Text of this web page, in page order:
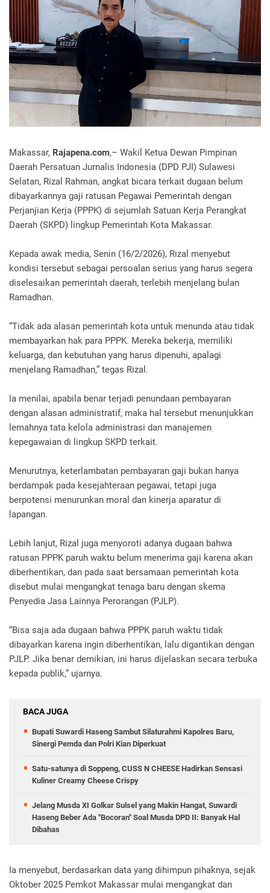
Makassar, Rajapena.com,– Wakil Ketua Dewan Pimpinan
Daerah Persatuan Jurnalis Indonesia (DPD PJI) Sulawesi
Selatan, Rizal Rahman, angkat bicara terkait dugaan belum
dibayarkannya gaji ratusan Pegawai Pemerintah dengan
Perjanjian Kerja (PPPK) di sejumlah Satuan Kerja Perangkat
Daerah (SKPD) lingkup Pemerintah Kota Makassar.
Kepada awak media, Senin (16/2/2026), Rizal menyebut
kondisi tersebut sebagai persoalan serius yang harus segera
diselesaikan pemerintah daerah, terlebih menjelang bulan
Ramadhan.
“Tidak ada alasan pemerintah kota untuk menunda atau tidak
membayarkan hak para PPPK. Mereka bekerja, memiliki
keluarga, dan kebutuhan yang harus dipenuhi, apalagi
menjelang Ramadhan,” tegas Rizal.
Ia menilai, apabila benar terjadi penundaan pembayaran
dengan alasan administratif, maka hal tersebut menunjukkan
lemahnya tata kelola administrasi dan manajemen
kepegawaian di lingkup SKPD terkait.
Menurutnya, keterlambatan pembayaran gaji bukan hanya
berdampak pada kesejahteraan pegawai, tetapi juga
berpotensi menurunkan moral dan kinerja aparatur di
lapangan.
Lebih lanjut, Rizal juga menyoroti adanya dugaan bahwa
ratusan PPPK paruh waktu belum menerima gaji karena akan
diberhentikan, dan pada saat bersamaan pemerintah kota
disebut mulai mengangkat tenaga baru dengan skema
Penyedia Jasa Lainnya Perorangan (PJLP).
“Bisa saja ada dugaan bahwa PPPK paruh waktu tidak
dibayarkan karena ingin diberhentikan, lalu digantikan dengan
PJLP. Jika benar demikian, ini harus dijelaskan secara terbuka
kepada publik,” ujarnya.
BACA JUGA
Bupati Suwardi Haseng Sambut Silaturahmi Kapolres Baru,
Sinergi Pemda dan Polri Kian Diperkuat
Satu-satunya di Soppeng, CUSS N CHEESE Hadirkan Sensasi
Kuliner Creamy Cheese Crispy
Jelang Musda XI Golkar Sulsel yang Makin Hangat, Suwardi
Haseng Beber Ada "Bocoran" Soal Musda DPD II: Banyak Hal
Dibahas
Ia menyebut, berdasarkan data yang dihimpun pihaknya, sejak
Oktober 2025 Pemkot Makassar mulai mengangkat dan